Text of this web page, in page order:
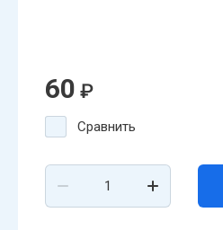
60 ₽
Сравнить